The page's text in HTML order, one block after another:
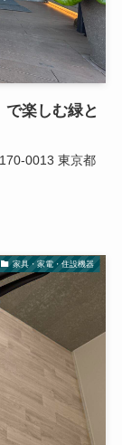
楽しむ緑と
0013 東京都
家具・家電・住設機器